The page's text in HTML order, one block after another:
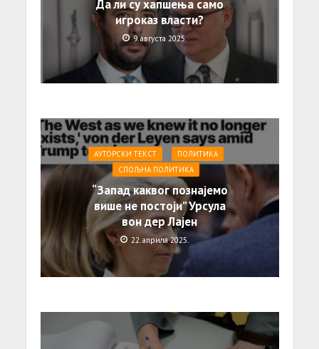
Да ли су хапшења само
игроказ власти?
9. августа 2025.
АУТОРСКИ ТЕКСТ
ПОЛИТИКА
СПОЉНА ПОЛИТИКА
“Запад каквог познајемо
више не постоји” Урсула
вон дер Лајен
22. априла 2025.